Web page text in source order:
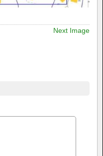
Next Image